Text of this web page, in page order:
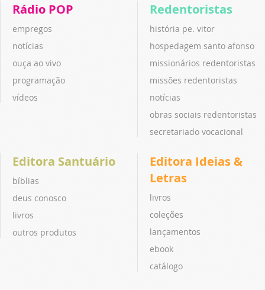
Rádio POP
empregos
notícias
ouça ao vivo
programação
vídeos
Redentoristas
história pe. vitor
hospedagem santo afonso
missionários redentoristas
missões redentoristas
notícias
obras sociais redentoristas
secretariado vocacional
Editora Santuário
bíblias
deus conosco
livros
outros produtos
Editora Ideias &
Letras
livros
coleções
lançamentos
ebook
catálogo